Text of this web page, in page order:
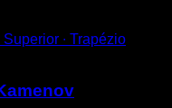
∙ Trapézio